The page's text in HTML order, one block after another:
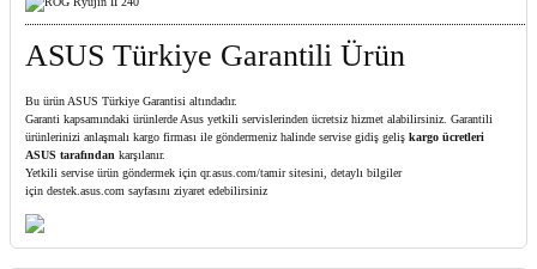
ASUS Türkiye Garantili Ürün
Bu ürün ASUS Türkiye Garantisi altındadır.
Garanti kapsamındaki ürünlerde Asus yetkili servislerinden ücretsiz hizmet alabilirsiniz. Garantili
ürünlerinizi anlaşmalı kargo firması ile göndermeniz halinde servise gidiş geliş kargo ücretleri
ASUS tarafından karşılanır.
Yetkili servise ürün göndermek için qr.asus.com/tamirsitesini, detaylı bilgiler
için destek.asus.com sayfasını ziyaret edebilirsiniz